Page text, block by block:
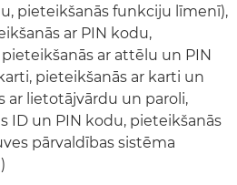
pieteikšanās funkciju līmenī),
ar PIN kodu,
ar attēlu un PIN
pieteikšanās ar karti un
ar lietotājvārdu un paroli,
ID un PIN kodu, pieteikšanās
pārvaldības sistēma